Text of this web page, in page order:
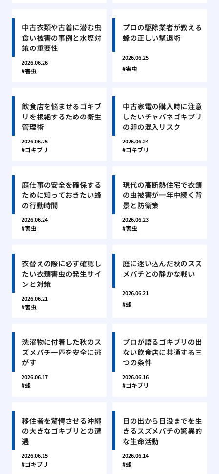
中古衣類や古着に潜む虫
食い被害の事例と水際対
策の重要性
2026.06.26
害虫
プロの駆除業者が教える
蜂の正しい撃退術
2026.06.25
害虫
飲食店を悩ませるゴキブ
リを根絶するための衛生
管理術
2026.06.25
ゴキブリ
中古家電の購入時に注意
したいチャバネゴキブリ
の卵の混入リスク
2026.06.24
ゴキブリ
庭仕事の安全を確保する
ために知っておきたい蜂
の行動時間
2026.06.24
害虫
現代の高断熱住宅で衣類
の虫被害が一年中続く背
景と防衛策
2026.06.23
害虫
衣替えの際に必ず確認し
たい衣類害虫の発生サイ
ンと対策
2026.06.21
害虫
庭に迷い込んだ秋のスズ
メバチとの静かな戦い
2026.06.21
蜂
洗濯物に付着した秋のス
ズメバチ一匹を安全に逃
がす
2026.06.17
蜂
プロが語るゴキブリの出
ない飲食店に共通する三
つの条件
2026.06.16
ゴキブリ
移住者を驚愕させる沖縄
の大きなゴキブリとの遭
遇
2026.06.15
ゴキブリ
日の出から日没までを生
きるスズメバチの驚異的
な生命活動
2026.06.14
蜂